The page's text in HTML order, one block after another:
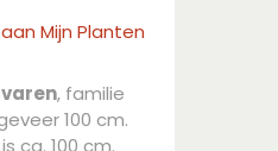
Mijn Planten
, familie
100 cm.
ca. 100 cm.